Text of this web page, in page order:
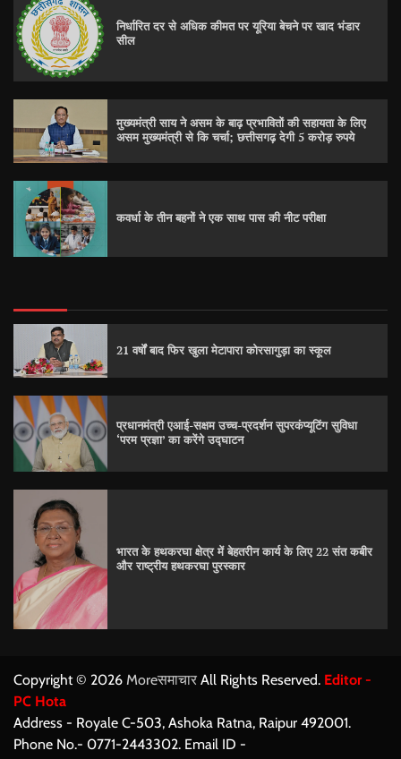
निर्धारित दर से अधिक कीमत पर यूरिया बेचने पर खाद भंडार
सील
मुख्यमंत्री साय ने असम के बाढ़ प्रभावितों की सहायता के लिए
असम मुख्यमंत्री से कि चर्चा; छत्तीसगढ़ देगी 5 करोड़ रुपये
कवर्धा के तीन बहनों ने एक साथ पास की नीट परीक्षा
21 वर्षों बाद फिर खुला मेटापारा कोरसागुड़ा का स्कूल
प्रधानमंत्री एआई-सक्षम उच्च-प्रदर्शन सुपरकंप्यूटिंग सुविधा
‘परम प्रज्ञा’ का करेंगे उद्घाटन
भारत के हथकरघा क्षेत्र में बेहतरीन कार्य के लिए 22 संत कबीर
और राष्ट्रीय हथकरघा पुरस्कार
Copyright © 2026 Moreसमाचार All Rights Reserved. Editor -
PC Hota
Address - Royale C-503, Ashoka Ratna, Raipur 492001.
Phone No.- 0771-2443302. Email ID -